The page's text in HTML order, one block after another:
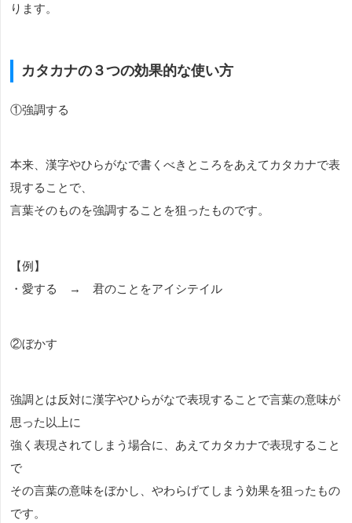
ります。
カタカナの３つの効果的な使い方
①強調する
本来、漢字やひらがなで書くべきところをあえてカタカナで表
現することで、
言葉そのものを強調することを狙ったものです。
【例】
・愛する → 君のことをアイシテイル
②ぼかす
強調とは反対に漢字やひらがなで表現することで言葉の意味が
思った以上に
強く表現されてしまう場合に、あえてカタカナで表現すること
で
その言葉の意味をぼかし、やわらげてしまう効果を狙ったもの
です。